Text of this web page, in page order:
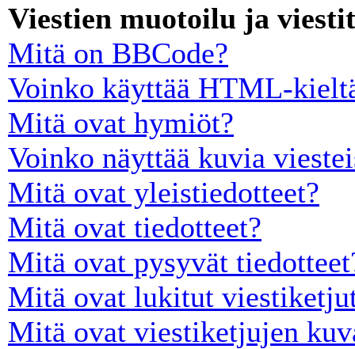
Viestien muotoilu ja
Mitä on BBCode?
Voinko käyttää HTML-
Mitä ovat hymiöt?
Voinko näyttää kuvia
Mitä ovat yleistiedotteet?
Mitä ovat tiedotteet?
Mitä ovat pysyvät
Mitä ovat lukitut
Mitä ovat viestiketjujen